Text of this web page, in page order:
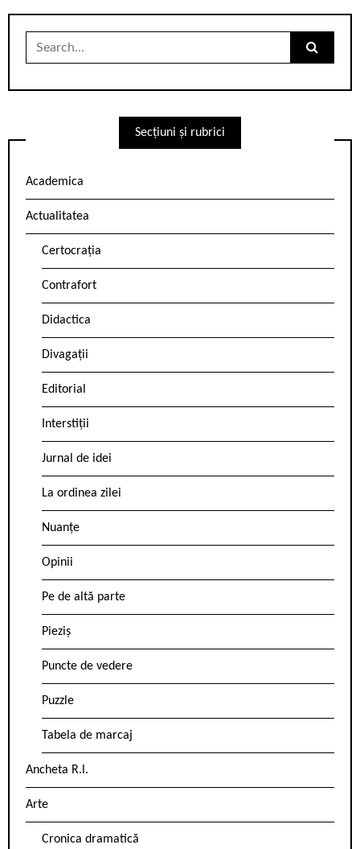
Search
Secțiuni și rubrici
Academica
Actualitatea
Certocrația
Contrafort
Didactica
Divagații
Editorial
Interstiții
Jurnal de idei
La ordinea zilei
Nuanțe
Opinii
Pe de altă parte
Pieziș
Puncte de vedere
Puzzle
Tabela de marcaj
Ancheta R.l.
Arte
Cronica dramatică